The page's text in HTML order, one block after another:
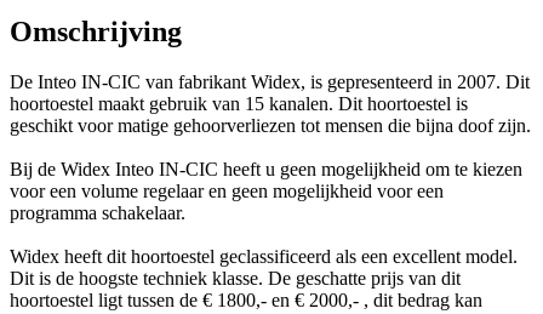
Omschrijving
De Inteo IN-CIC van fabrikant Widex, is gepresenteerd in 2007. Dit
hoortoestel maakt gebruik van 15 kanalen. Dit hoortoestel is
geschikt voor matige gehoorverliezen tot mensen die bijna doof zijn.
Bij de Widex Inteo IN-CIC heeft u geen mogelijkheid om te kiezen
voor een volume regelaar en geen mogelijkheid voor een
programma schakelaar.
Widex heeft dit hoortoestel geclassificeerd als een excellent model.
Dit is de hoogste techniek klasse. De geschatte prijs van dit
hoortoestel ligt tussen de € 1800,- en € 2000,- , dit bedrag kan